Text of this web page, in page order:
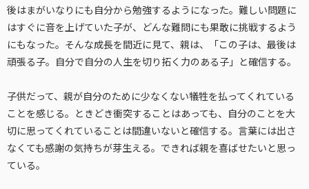
後はまがいなりにも自分から勉強するようになった。難しい問題に
はすぐに音を上げていた子が、どんな難問にも果敢に挑戦するよう
にもなった。そんな成長を間近に見て、親は、「この子は、最後は
頑張る子。自分で自分の人生を切り拓く力のある子」と確信する。
子供だって、親が自分のために少なくない犠牲を払ってくれている
ことを感じる。ときどき衝突することはあっても、自分のことを大
切に思ってくれていることは間違いないと確信する。言葉には出さ
なくても感謝の気持ちが芽生える。できれば親を喜ばせたいと思っ
ている。